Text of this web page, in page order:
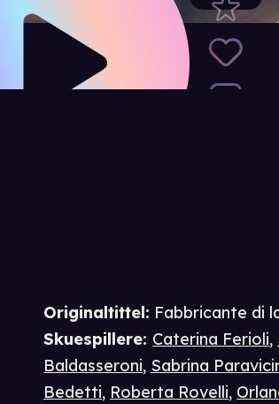
Originaltittel: Fabbricante di
Skuespillere: Caterina Ferioli,
Baldasseroni, Sabrina
Bedetti, Roberta Rovelli,